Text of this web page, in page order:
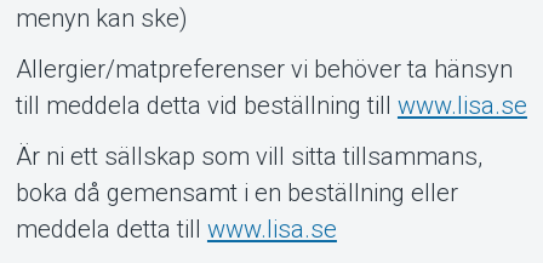
menyn kan ske)
Allergier/matpreferenser vi behöver ta hänsyn
till meddela detta vid beställning till www.lisa.se
Är ni ett sällskap som vill sitta tillsammans,
boka då gemensamt i en beställning eller
meddela detta till www.lisa.se